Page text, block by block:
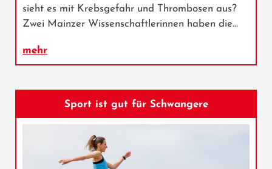
sieht es mit Krebsgefahr und Thrombosen aus?
Zwei Mainzer Wissenschaftlerinnen haben die…
mehr
Sport ist gut für Schwangere